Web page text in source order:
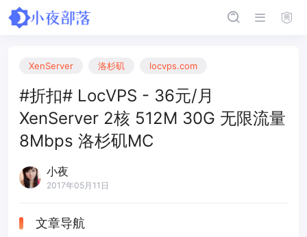
XenServer 洛杉矶 locvps.com
#折扣# LocVPS - 36元/月
XenServer 2核 512M 30G 无限流量
8Mbps 洛杉矶MC
小夜
2017年05月11日
文章导航